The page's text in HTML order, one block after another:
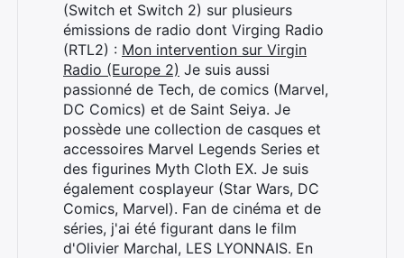
(Switch et Switch 2) sur plusieurs
émissions de radio dont Virging Radio
(RTL2) : Mon intervention sur Virgin
Radio (Europe 2) Je suis aussi
passionné de Tech, de comics (Marvel,
DC Comics) et de Saint Seiya. Je
possède une collection de casques et
accessoires Marvel Legends Series et
des figurines Myth Cloth EX. Je suis
également cosplayeur (Star Wars, DC
Comics, Marvel). Fan de cinéma et de
séries, j'ai été figurant dans le film
d'Olivier Marchal, LES LYONNAIS. En